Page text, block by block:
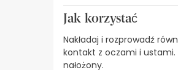
Jak korzystać
Nakładaj i rozprowadź
kontakt z oczami i ustami.
nałożony.